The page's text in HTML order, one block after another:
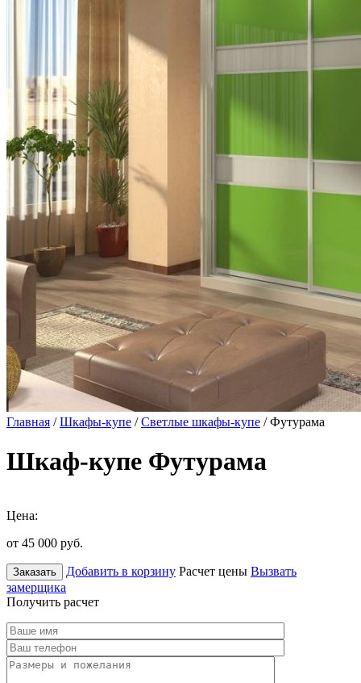
Главная /Шкафы-купе /Светлые шкафы-купе / Футурама
Шкаф-купе Футурама
Цена:
от 45 000 руб.
Заказать Добавить в корзину Расчет цены Вызвать
замерщика
Получить расчет